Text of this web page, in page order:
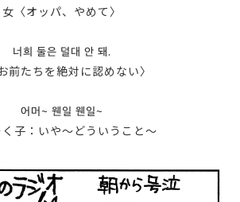
女〈オッパ、やめて〉
너희 둘은 덜대 안 돼.
前たちを絶対に認めない〉
어머~ 웬일 웬일~
く子：いや〜どういうこと〜